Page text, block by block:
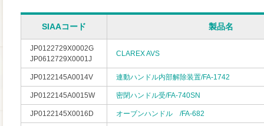
SIAAコード 製品名
JP0122729X0002G
JP0612729X0001J
CLAREX AVS
JP0122145A0014V 連動ハンドル内部解除装置/FA-1742
JP0122145A0015W 密閉ハンドル受/FA-740SN
JP0122145X0016D オーブンハンドル /FA-682